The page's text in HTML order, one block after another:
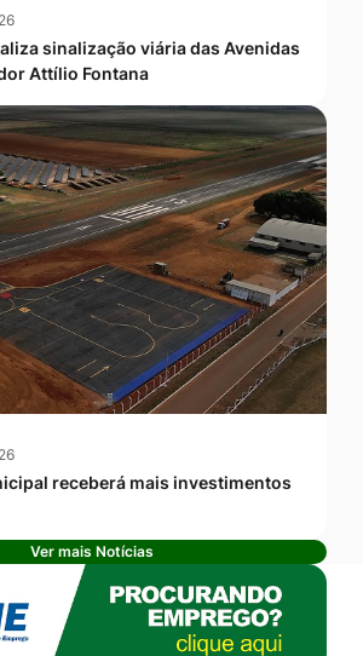
sinalização viária das Avenidas
Attílio Fontana
receberá mais investimentos
Ver mais Notícias